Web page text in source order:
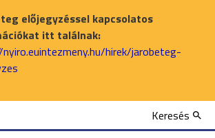
előjegyzéssel kapcsolatos
itt találnak:
hirek/jarobeteg-
Keresés